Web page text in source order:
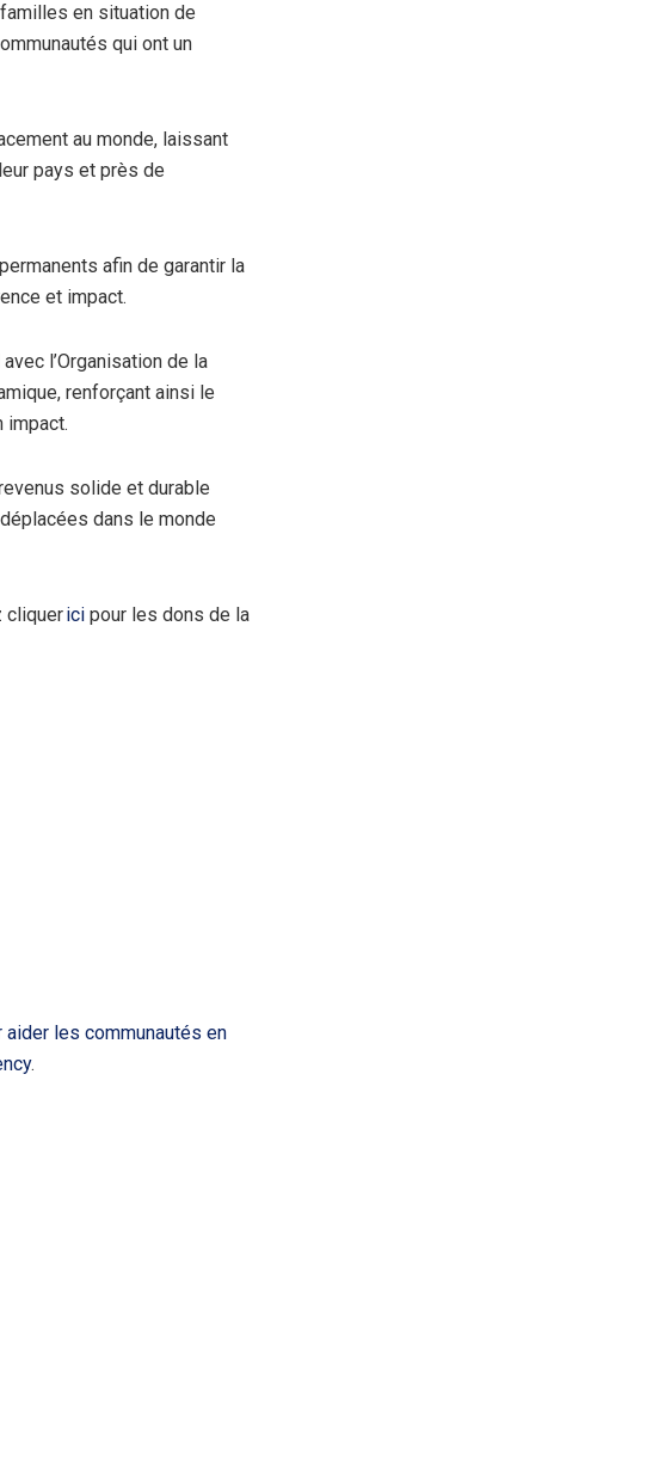
en situation de
qui ont un
au monde, laissant
pays et près de
afin de garantir la
et impact.
l’Organisation de la
renforçant ainsi le
impact.
solide et durable
dans le monde
cliquerici pour les dons de la
aider les communautés en
.